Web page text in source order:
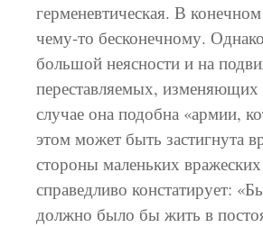
герменевтическая. В
чему-то бесконечному.
большой неясности и на
переставляемых, изменяющих
случае она подобна «армии,
этом может быть застигнута
стороны маленьких
справедливо констатирует:
должно было бы жить в